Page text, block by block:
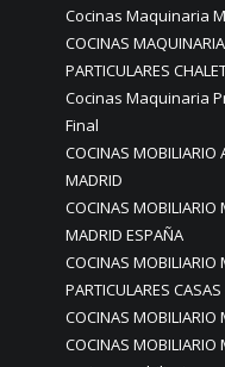
Cocinas Maquinaria
COCINAS
PARTICULARES
Cocinas Maquinaria
Final
COCINAS MOBILIARIO
MADRID
COCINAS MOBILIARIO
MADRID ESPAÑA
COCINAS MOBILIARIO
PARTICULARES
COCINAS MOBILIARIO
COCINAS MOBILIARIO